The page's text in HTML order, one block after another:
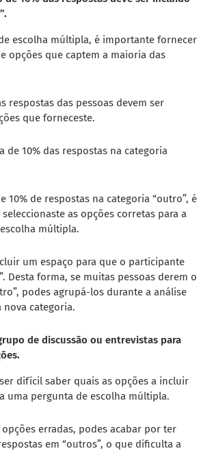
escolha múltipla, é importante fornecer
opções que captem a maioria das
respostas das pessoas devem ser
que forneceste.
de 10% das respostas na categoria
10% de respostas na categoria “outro”, é
as opções corretas para a
múltipla.
um espaço para que o participante
Desta forma, se muitas pessoas derem o
podes agrupá-los durante a análise
categoria.
de discussão ou entrevistas para
difícil saber quais as opções a incluir
uma pergunta de escolha múltipla.
opções erradas, podes acabar por ter
em “outros”, o que dificulta a